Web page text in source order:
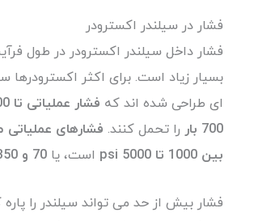
فشار در سیلندر اکسترودر
فشار داخل سیلندر اکسترودر در طول
بسیار زیاد است. برای اکثر اکسترودرها
ای طراحی شده اند که
700 بار
را تحمل کنند. فشارهای عملیاتی
بین 1000 تا 5000 psi
است، یا 70 و 350 بار
فشار بیش از حد می تواند سیلندر را پاره